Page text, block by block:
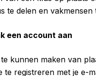
te delen en
een account aan
kunnen maken van
te registreren met je e-